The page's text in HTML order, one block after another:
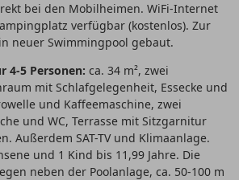
bei den Mobilheimen. WiFi-Internet
verfügbar (kostenlos). Zur
neuer Swimmingpool gebaut.
4-5 Personen: ca. 34 m², zwei
mit Schlafgelegenheit, Essecke und
und Kaffeemaschine, zwei
und WC, Terrasse mit Sitzgarnitur
Außerdem SAT-TV und Klimaanlage.
und 1 Kind bis 11,99 Jahre. Die
neben der Poolanlage, ca. 50-100 m